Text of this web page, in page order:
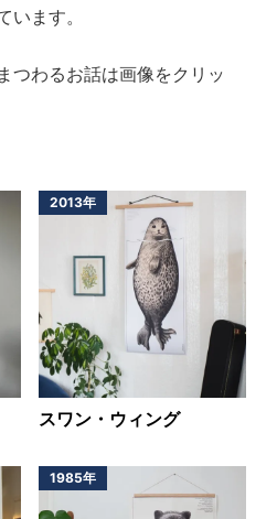
います。
つわるお話は画像をクリッ
スワン・ウィング
2013年
1985年